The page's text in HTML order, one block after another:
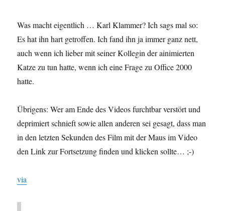
Was macht eigentlich … Karl Klammer? Ich sags mal so:
Es hat ihn hart getroffen. Ich fand ihn ja immer ganz nett,
auch wenn ich lieber mit seiner Kollegin der ainimierten
Katze zu tun hatte, wenn ich eine Frage zu Office 2000
hatte.
Übrigens: Wer am Ende des Videos furchtbar verstört und
deprimiert schnieft sowie allen anderen sei gesagt, dass man
in den letzten Sekunden des Film mit der Maus im Video
den Link zur Fortsetzung finden und klicken sollte… ;-)
via